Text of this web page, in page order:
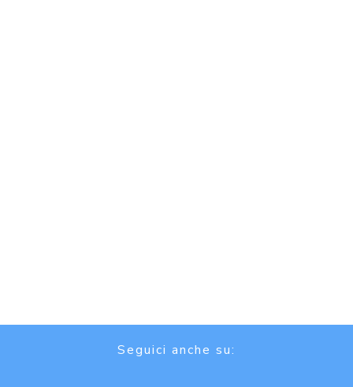
Seguici anche su: